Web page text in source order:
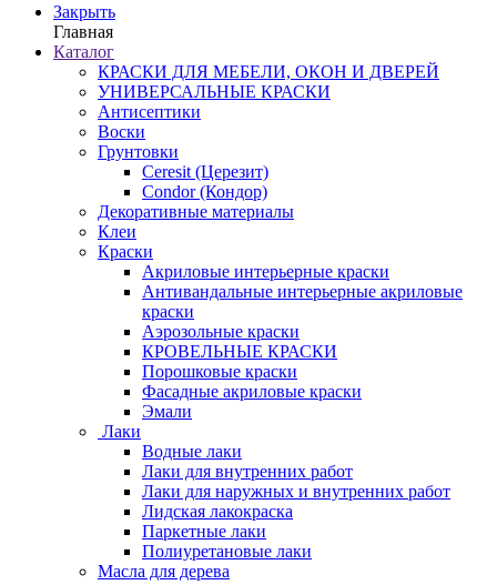
Закрыть
Главная
Каталог
КРАСКИ ДЛЯ МЕБЕЛИ, ОКОН И ДВЕРЕЙ
УНИВЕРСАЛЬНЫЕ КРАСКИ
Антисептики
Воски
Грунтовки
Ceresit (Церезит)
Condor (Кондор)
Декоративные материалы
Клеи
Краски
Акриловые интерьерные краски
Антивандальные интерьерные акриловые
краски
Аэрозольные краски
КРОВЕЛЬНЫЕ КРАСКИ
Порошковые краски
Фасадные акриловые краски
Эмали
Лаки
Водные лаки
Лаки для внутренних работ
Лаки для наружных и внутренних работ
Лидская лакокраска
Паркетные лаки
Полиуретановые лаки
Масла для дерева